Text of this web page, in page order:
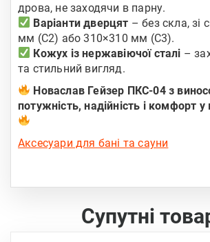
дрова, не заходячи в парну.
Варіанти дверцят – без скла, зі
мм (С2) або 310×310 мм (С3).
Кожух із нержавіючої сталі –
та стильний вигляд.
Новаслав Гейзер ПКС-04 з
потужність, надійність і комфорт у
Аксесуари для бані та сауни
Супутні